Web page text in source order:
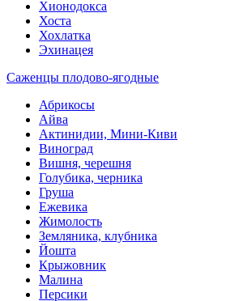
Хионодокса
Хоста
Хохлатка
Эхинацея
Саженцы плодово-ягодные
Абрикосы
Айва
Актинидии, Мини-Киви
Виноград
Вишня, черешня
Голубика, черника
Груша
Ежевика
Жимолость
Земляника, клубника
Йошта
Крыжовник
Малина
Персики